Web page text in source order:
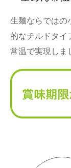
生麺ならではの
的なチルドタイ
常温で実現しま